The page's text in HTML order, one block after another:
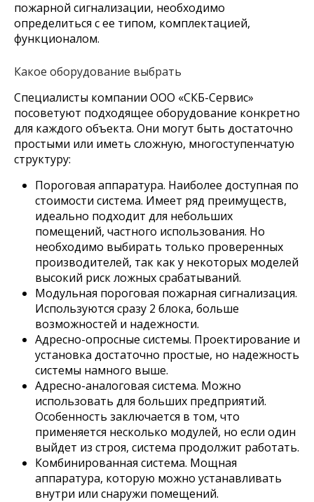
пожарной сигнализации, необходимо
определиться с ее типом, комплектацией,
функционалом.
Какое оборудование выбрать
Специалисты компании ООО «СКБ-Сервис»
посоветуют подходящее оборудование конкретно
для каждого объекта. Они могут быть достаточно
простыми или иметь сложную, многоступенчатую
структуру:
Пороговая аппаратура. Наиболее доступная по
стоимости система. Имеет ряд преимуществ,
идеально подходит для небольших
помещений, частного использования. Но
необходимо выбирать только проверенных
производителей, так как у некоторых моделей
высокий риск ложных срабатываний.
Модульная пороговая пожарная сигнализация.
Используются сразу 2 блока, больше
возможностей и надежности.
Адресно-опросные системы. Проектирование и
установка достаточно простые, но надежность
системы намного выше.
Адресно-аналоговая система. Можно
использовать для больших предприятий.
Особенность заключается в том, что
применяется несколько модулей, но если один
выйдет из строя, система продолжит работать.
Комбинированная система. Мощная
аппаратура, которую можно устанавливать
внутри или снаружи помещений.